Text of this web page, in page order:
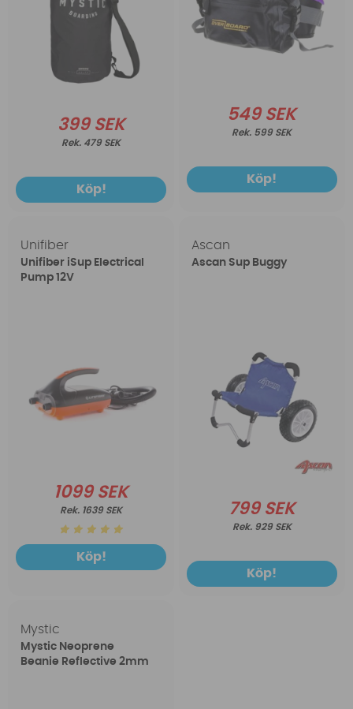
399 SEK
479 SEK
Köp!
549 SEK
599 SEK
Köp!
Unifiber
Unifiber iSup Electrical
Pump 12V
1099 SEK
1639 SEK
Köp!
Ascan
Ascan Sup Buggy
799 SEK
929 SEK
Köp!
Mystic
Mystic Neoprene
Beanie Reflective 2mm